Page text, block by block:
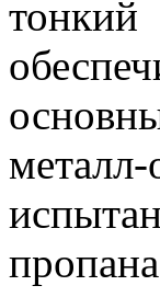
тонкий